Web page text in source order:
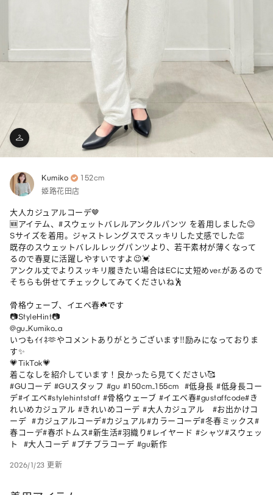
Kumiko 152cm
姫路花田店
大人カジュアルコーデ🤎
🆕アイテム、#スウェットバレルアンクルパンツ を着用しました😉
Sサイズを着用。ジャストレングスでスッキリした丈感でした👏
既存のスウェットバレルレッグパンツより、若干素材が薄くなって
るので春夏に活躍しやすいですよ😉💓
アンクル丈でよりスッキリ履きたい場合はECに丈短めver.があるので
そちらも併せてチェックしてみてくださいね🕺
骨格ウェーブ、イエベ春☘️です
📷StyleHint📷
@gu_Kumiko_a
いつもｲｲﾈ🫶やコメントありがとうございます‼︎励みになっておりま
す✨
💗TikTok💗
着こなしを紹介しています！良かったら見てください🥰
#GUコーデ #GUスタッフ #gu #150cm_155cm  #低身長 #低身長コー
デ#イエベ#stylehintstaff #骨格ウェーブ #イエベ春#gustaffcode#き
れいめカジュアル #きれいめコーデ #大人カジュアル   #お出かけコ
ーデ  #カジュアルコーデ#カジュアル#カラーコーデ#冬春ミックス#
春コーデ#春ボトムス#新生活#羽織り#レイヤード #シャツ#スウェッ
ト  #大人コーデ #プチプラコーデ #gu新作
2026/1/23 更新